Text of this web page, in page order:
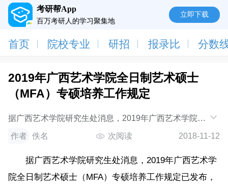
考研帮App
百万考研人的学习聚集地
立即下载
首页 院校专业 研招 报录比 分数
2019年广西艺术学院全日制艺术硕士
（MFA）专硕培养工作规定
据广西艺术学院研究生处消息，2019年广西艺术学院全
日制艺术硕士（MFA）专硕培养工作规定已发布，详情
如下：2019年广西艺术学院全日制艺术硕士（MFA
作者 佚名 次阅读 2018-11-12
据广西艺术学院研究生处消息，2019年广西艺术学
院全日制艺术硕士（MFA）专硕培养工作规定已发布，